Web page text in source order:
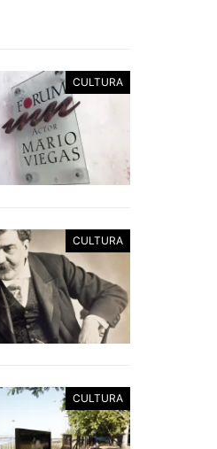
CULTURA
CULTURA
CULTURA